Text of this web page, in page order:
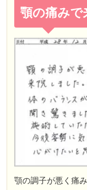
顎の痛みで
顎の調子が悪く痛